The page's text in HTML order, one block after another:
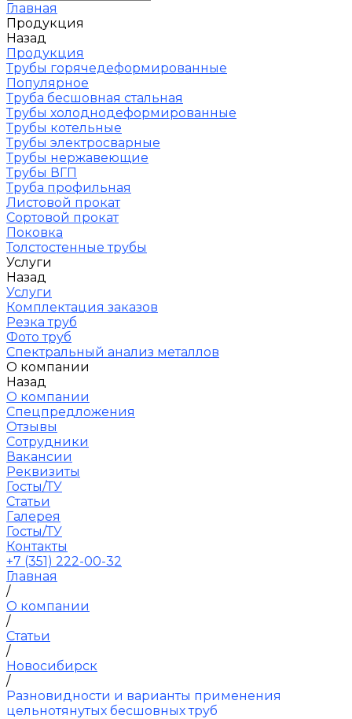
Главная
Продукция
Назад
Продукция
Трубы горячедеформированные
Популярное
Труба бесшовная стальная
Трубы холоднодеформированные
Трубы котельные
Трубы электросварные
Трубы нержавеющие
Трубы ВГП
Труба профильная
Листовой прокат
Сортовой прокат
Поковка
Толстостенные трубы
Услуги
Назад
Услуги
Комплектация заказов
Резка труб
Фото труб
Спектральный анализ металлов
О компании
Назад
О компании
Спецпредложения
Отзывы
Сотрудники
Вакансии
Реквизиты
Госты/ТУ
Статьи
Галерея
Госты/ТУ
Контакты
+7 (351) 222-00-32
Главная
/
О компании
/
Статьи
/
Новосибирск
/
Разновидности и варианты применения
цельнотянутых бесшовных труб